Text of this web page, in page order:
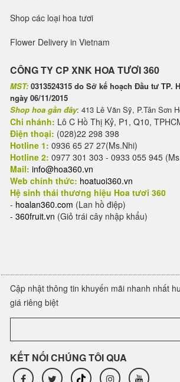
Shop các loại hoa tươi
Flower Delivery in Vietnam
CÔNG TY CP XNK HOA TƯƠI 360
MST: 0313524315 do Sở kế hoạch Đầu tư TP.
ngày 06/11/2015
Shop hoa gần đây: 413 Lê Văn Sỹ, P.Tân Sơn
Chi nhánh: Lô C Hồ Thị Kỷ, P1, Q10,
Điện thoại: (028)22 298 398
Hotline 1: 0936 65 27 27(Ms.Nhi)
Hotline 2: 0977 301 303 - 0933 055 945
Mail: info@hoa360.vn
Web chính thức: hoatuoi360.vn
Hệ sinh thái thương hiệu Hoa tươi 360
- hoalan360.com (Lan hồ điệp)
- 360fruit.vn (Giỏ trái cây nhập khẩu)
Cập nhật thông tin khuyến mãi nhanh nhất
giá riêng biệt
KẾT NỐI CHÚNG TÔI QUA